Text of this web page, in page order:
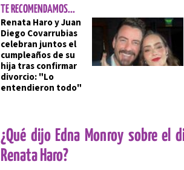
TE RECOMENDAMOS...
Renata Haro y Juan
Diego Covarrubias
celebran juntos el
cumpleaños de su
hija tras confirmar
divorcio: "Lo
entendieron todo"
¿Qué dijo Edna Monroy sobre el
Renata Haro?